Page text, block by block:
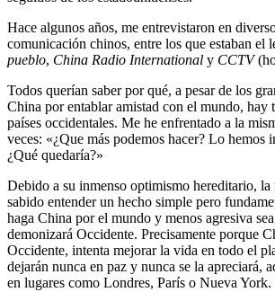
Hace algunos años, me entrevistaron en
comunicación chinos, entre los que estaban el
pueblo, China Radio International y CCTV
Todos querían saber por qué, a pesar de los
China por entablar amistad con el mundo, hay
países occidentales. Me he enfrentado a la
veces: «¿Que más podemos hacer? Lo
¿Qué quedaría?»
Debido a su inmenso optimismo hereditario, la
sabido entender un hecho simple pero
haga China por el mundo y menos agresiva
demonizará Occidente. Precisamente porque
Occidente, intenta mejorar la vida en todo el
dejarán nunca en paz y nunca se la apreciará,
en lugares como Londres, París o Nueva York.